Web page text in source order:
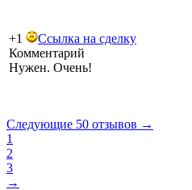
+1
Ссылка на сделку
Комментарий
Нужен. Очень!
Следующие 50 отзывов →
1
2
3
→